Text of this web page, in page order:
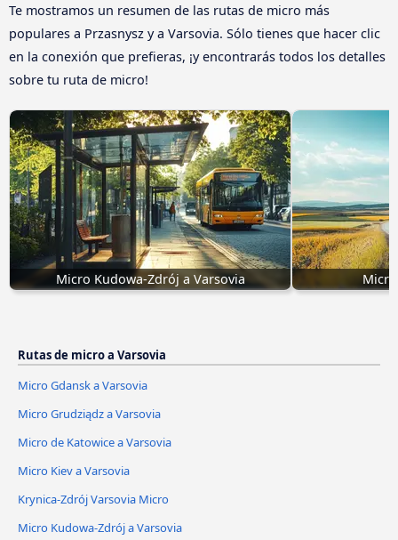
Te mostramos un resumen de las rutas de micro más
populares a Przasnysz y a Varsovia. Sólo tienes que hacer clic
en la conexión que prefieras, ¡y encontrarás todos los detalles
sobre tu ruta de micro!
Micro Kudowa-Zdrój a Varsovia
Rutas de micro a Varsovia
Micro Gdansk a Varsovia
Micro Grudziądz a Varsovia
Micro de Katowice a Varsovia
Micro Kiev a Varsovia
Krynica-Zdrój Varsovia Micro
Micro Kudowa-Zdrój a Varsovia